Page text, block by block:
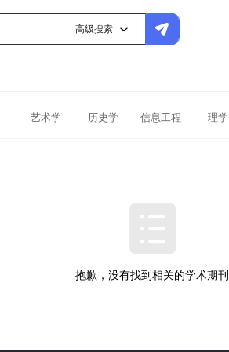
高级搜索
艺术学 历史学 信息工程 理学
抱歉，没有找到相关的学术期刊